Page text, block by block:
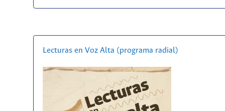
Lecturas en Voz Alta (programa radial)